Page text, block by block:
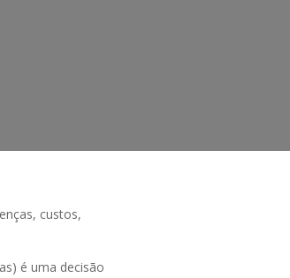
custos,
é uma decisão